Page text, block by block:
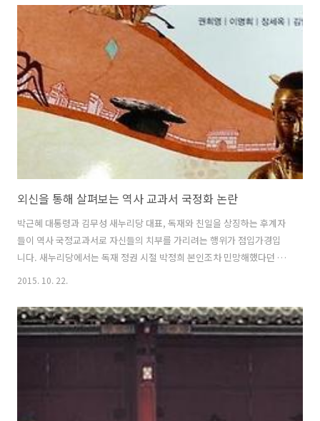
나 중앙정부가 마냥 내버려두는 건 아니고 자치단체를 지도, 감독할 필요
가 있으며 주민 또한 선거철에 한 표 행사하는 것으로 의무가 끝났다고
여길 일이 아닙니다. 자신들이 뽑은 자치단체장과 지방의원들이 일을 잘
하는지 관심을 기울여야 할 필요가 있습니다. 최근 행정자치부는 '지방자
치 20년 평가' 결과를 내놓았는데요, 주민의 행정 참여가 늘고 복지와 안
전은 나아졌지만 지역 ..
외신을 통해 살펴보는 역사 교과서 국정화 논란
박근혜 대통령과 김무성 새누리당 대표, 독재와 친일을 상징하는 후계자
들이 역사 국정교과서로 자신들의 치부를 가리려는 행위가 점입가경입
니다. 새누리당에서는 독재 정권 시절 박정희 본인조차 민망해했다던 내
용, 즉 일본군 장교인 박정희가 독립군을 도왔다는 역사 왜곡을 끌어내기
부와 대안교과서 집필 그리고 촛불시위를 계속하고 있습니다. 보수우익
언론을 비롯한 방송사들은 박근혜 정권의 역사 쿠데타를 찬양하며 교육
문마저 끼어들어 분노와 안타까움을 자아내기도 했습니다. 혼탁한 복마
전 속에서 객관적인 시선을 유지할 수 있는 제3자인 국제사회의 눈에는
2015. 10. 22.